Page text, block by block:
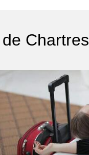
Chartres